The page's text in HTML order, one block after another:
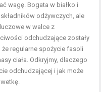
wagę. Bogata w białko i
odżywczych, ale
w walce z
odchudzające zostały
regularne spożycie fasoli
ciała. Odkryjmy, dlaczego
odchudzającej i jak może